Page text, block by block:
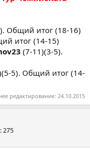
Общий итог (18-16)
итог (14-15)
(7-11)(3-5).
5). Общий итог (14-
редактирование: 24.10.2015
275